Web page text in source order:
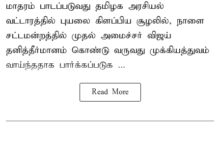
மாதரம் பாடப்படுவது தமிழக அரசியல்
வட்டாரத்தில் புயலை கிளப்பிய சூழலில், நாளை
சட்டமன்றத்தில் முதல் அமைச்சர் விஜய்
தனித்தீர்மானம் கொண்டு வருவது முக்கியத்துவம்
வாய்ந்ததாக பார்க்கப்படுக ...
Read More